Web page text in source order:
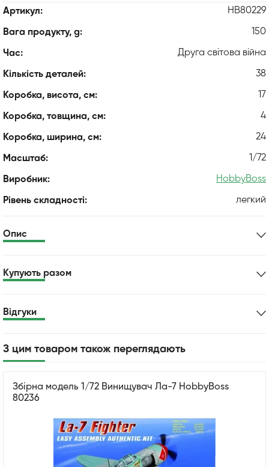
Артикул: HB80229
Вага продукту, g: 150
Час: Друга світова війна
Кількість деталей: 38
Коробка, висота, см: 17
Коробка, товщина, см: 4
Коробка, ширина, см: 24
Масштаб: 1/72
Виробник: HobbyBoss
Рівень складності: легкий
Опис
Купують разом
Відгуки
З цим товаром також переглядають
Збірна модель 1/72 Винищувач Ла-7 HobbyBoss
80236